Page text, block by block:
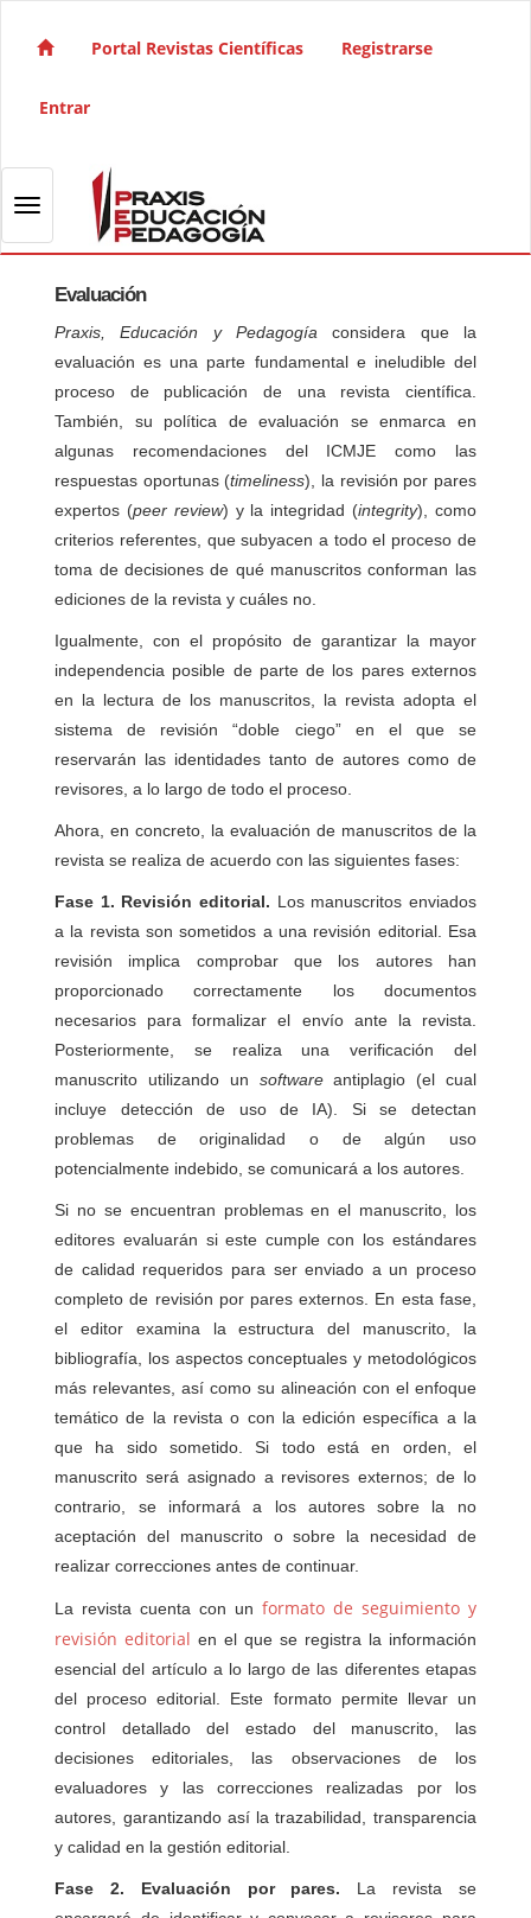
Navegación principal
Barra lateral
Portal Revistas Científicas Registrarse
Entrar
Toggle navigation
Evaluación
Praxis, Educación y Pedagogía considera que la
evaluación es una parte fundamental e ineludible del
proceso de publicación de una revista científica.
También, su política de evaluación se enmarca en
algunas recomendaciones del ICMJE como las
respuestas oportunas (timeliness), la revisión por pares
expertos (peer review) y la integridad (integrity), como
criterios referentes, que subyacen a todo el proceso de
toma de decisiones de qué manuscritos conforman las
ediciones de la revista y cuáles no.
Igualmente, con el propósito de garantizar la mayor
independencia posible de parte de los pares externos
en la lectura de los manuscritos, la revista adopta el
sistema de revisión “doble ciego” en el que se
reservarán las identidades tanto de autores como de
revisores, a lo largo de todo el proceso.
Ahora, en concreto, la evaluación de manuscritos de la
revista se realiza de acuerdo con las siguientes fases:
Fase 1. Revisión editorial. Los manuscritos enviados
a la revista son sometidos a una revisión editorial. Esa
revisión implica comprobar que los autores han
proporcionado correctamente los documentos
necesarios para formalizar el envío ante la revista.
Posteriormente, se realiza una verificación del
manuscrito utilizando un softwareantiplagio (el cual
incluye detección de uso de IA). Si se detectan
problemas de originalidad o de algún uso
potencialmente indebido, se comunicará a los autores.
Si no se encuentran problemas en el manuscrito, los
editores evaluarán si este cumple con los estándares
de calidad requeridos para ser enviado a un proceso
completo de revisión por pares externos. En esta fase,
el editor examina la estructura del manuscrito, la
bibliografía, los aspectos conceptuales y metodológicos
más relevantes, así como su alineación con el enfoque
temático de la revista o con la edición específica a la
que ha sido sometido. Si todo está en orden, el
manuscrito será asignado a revisores externos; de lo
contrario, se informará a los autores sobre la no
aceptación del manuscrito o sobre la necesidad de
realizar correcciones antes de continuar.
La revista cuenta con un formato de seguimiento y
revisión editorial en el que se registra la información
esencial del artículo a lo largo de las diferentes etapas
del proceso editorial. Este formato permite llevar un
control detallado del estado del manuscrito, las
decisiones editoriales, las observaciones de los
evaluadores y las correcciones realizadas por los
autores, garantizando así la trazabilidad, transparencia
y calidad en la gestión editorial.
Fase 2. Evaluación por pares. La revista se